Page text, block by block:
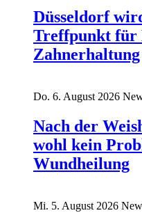
Düsseldorf
Treffpunkt für
Zahnerhaltung
Do. 6. August 2026
Nach der
wohl kein
Wundheilung
Mi. 5. August 2026